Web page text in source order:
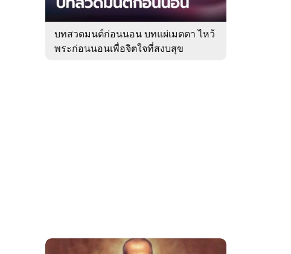
บทสวดมนต์ก่อนนอน บทแผ่เมตตา ไหว้
พระก่อนนอนเพื่อจิตใจที่สงบสุข